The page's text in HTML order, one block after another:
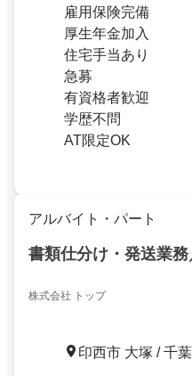
雇用保険完備
厚生年金加入
住宅手当あり
急募
有資格者歓迎
学歴不問
AT限定OK
アルバイト・パート
書類仕分け・発送業
株式会社 トップ
印西市 大塚 / 千